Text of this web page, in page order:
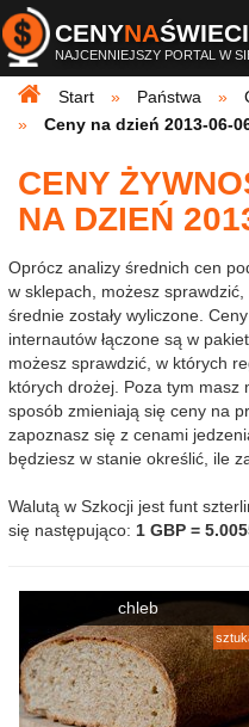
CENYNA
NAJCENNIEJSZY PORTAL W
Start
Państwa
Ceny na dzień 2013-06-
CENY
NA DZIEŃ
Oprócz analizy średnich cen
w sklepach, możesz
średnie zostały wyliczone.
internautów łączone są w
możesz sprawdzić, w których
których drożej. Poza tym masz
sposób zmieniają się ceny na
zapoznasz się z cenami
będziesz w stanie określić, ile
Walutą w Szkocji jest funt
się następująco: 1 GBP =
chleb